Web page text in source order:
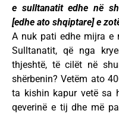
e sulltanatit edhe në
[edhe ato shqiptare] e
A nuk pati edhe mijra e
Sulltanatit, që nga
thjeshtë, të cilët në
shërbenin? Vetëm ato
ta kishin kapur vetë sa
qeverinë e tij dhe më